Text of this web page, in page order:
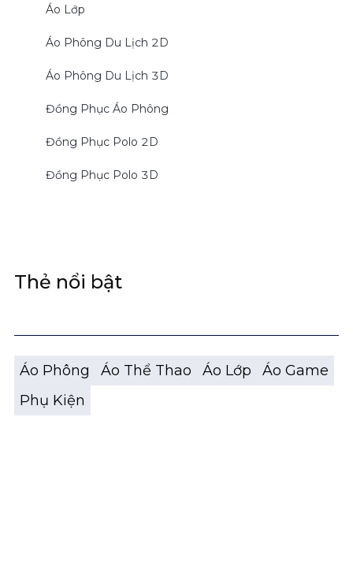
Áo Lớp
Áo Phông Du Lịch 2D
Áo Phông Du Lịch 3D
Đồng Phục Áo Phông
Đồng Phục Polo 2D
Đồng Phục Polo 3D
Thẻ nổi bật
Áo Phông Áo Thể Thao Áo Lớp
Áo Game
Phụ Kiện